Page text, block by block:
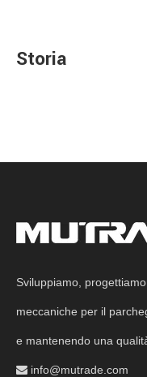
Storia
Sviluppiamo,
meccaniche per il
e mantenendo una
 info@mutrade.com